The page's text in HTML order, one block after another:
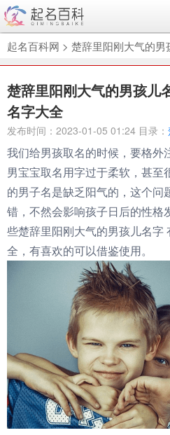
起名百科网 > 楚辞里阳刚大气的男孩
楚辞里阳刚大气的男孩儿
名字大全
发布时间：2023-01-05 01:24 目录：
我们给男孩取名的时候，要格外
男宝宝取名用字过于柔软，甚至
的男子名是缺乏阳气的，这个问
错，不然会影响孩子日后的性格
些楚辞里阳刚大气的男孩儿名字
全，有喜欢的可以借鉴使用。